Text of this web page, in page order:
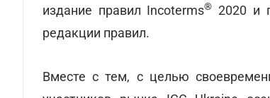
издание правил Incoterms® 2020 и
редакции правил.
Вместе с тем, с целью